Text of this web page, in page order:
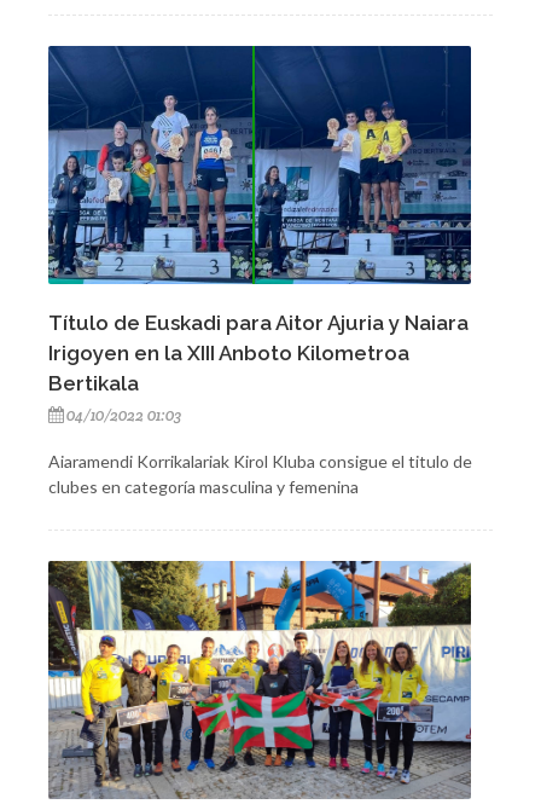
Título de Euskadi para Aitor Ajuria y Naiara
Irigoyen en la XIII Anboto Kilometroa
Bertikala
04/10/2022 01:03
Aiaramendi Korrikalariak Kirol Kluba consigue el titulo de
clubes en categoría masculina y femenina